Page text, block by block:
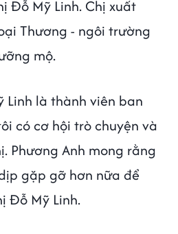
Đỗ Mỹ Linh. Chị xuất
Thương - ngôi trường
mộ.
Linh là thành viên ban
có cơ hội trò chuyện và
Phương Anh mong rằng
gặp gỡ hơn nữa để
Đỗ Mỹ Linh.